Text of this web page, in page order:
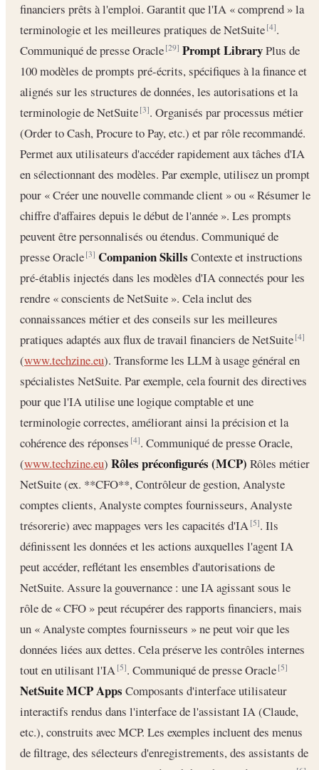
financiers prêts à l'emploi. Garantit que l'IA « comprend » la
terminologie et les meilleures pratiques de NetSuite[4].
Communiqué de presse Oracle[29] Prompt LibraryPlus de
100 modèles de prompts pré-écrits, spécifiques à la finance et
alignés sur les structures de données, les autorisations et la
terminologie de NetSuite[3]. Organisés par processus métier
(Order to Cash, Procure to Pay, etc.) et par rôle recommandé.
Permet aux utilisateurs d'accéder rapidement aux tâches d'IA
en sélectionnant des modèles. Par exemple, utilisez un prompt
pour « Créer une nouvelle commande client » ou « Résumer le
chiffre d'affaires depuis le début de l'année ». Les prompts
peuvent être personnalisés ou étendus. Communiqué de
presse Oracle[3] Companion Skills Contexte et instructions
pré-établis injectés dans les modèles d'IA connectés pour les
rendre « conscients de NetSuite ». Cela inclut des
connaissances métier et des conseils sur les meilleures
pratiques adaptés aux flux de travail financiers de NetSuite[4]
(www.techzine.eu). Transforme les LLM à usage général en
spécialistes NetSuite. Par exemple, cela fournit des directives
pour que l'IA utilise une logique comptable et une
terminologie correctes, améliorant ainsi la précision et la
cohérence des réponses[4]. Communiqué de presse Oracle,
(www.techzine.eu) Rôles préconfigurés (MCP) Rôles métier
NetSuite (ex. **CFO**, Contrôleur de gestion, Analyste
comptes clients, Analyste comptes fournisseurs, Analyste
trésorerie) avec mappages vers les capacités d'IA[5]. Ils
définissent les données et les actions auxquelles l'agent IA
peut accéder, reflétant les ensembles d'autorisations de
NetSuite. Assure la gouvernance : une IA agissant sous le
rôle de « CFO » peut récupérer des rapports financiers, mais
un « Analyste comptes fournisseurs » ne peut voir que les
données liées aux dettes. Cela préserve les contrôles internes
tout en utilisant l'IA[5]. Communiqué de presse Oracle[5]
NetSuite MCP Apps Composants d'interface utilisateur
interactifs rendus dans l'interface de l'assistant IA (Claude,
etc.), construits avec MCP. Les exemples incluent des menus
de filtrage, des sélecteurs d'enregistrements, des assistants de